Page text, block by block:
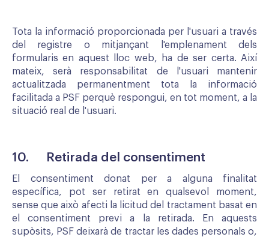
Tota la informació proporcionada per l'usuari a través
del registre o mitjançant l'emplenament dels
formularis en aquest lloc web, ha de ser certa. Així
mateix, serà responsabilitat de l'usuari mantenir
actualitzada permanentment tota la informació
facilitada a PSF perquè respongui, en tot moment, a la
situació real de l'usuari.
10. Retirada del consentiment
El consentiment donat per a alguna finalitat
específica, pot ser retirat en qualsevol moment,
sense que això afecti la licitud del tractament basat en
el consentiment previ a la retirada. En aquests
supòsits, PSF deixarà de tractar les dades personals o,